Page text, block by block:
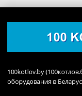
100kotlov.by
оборудования в